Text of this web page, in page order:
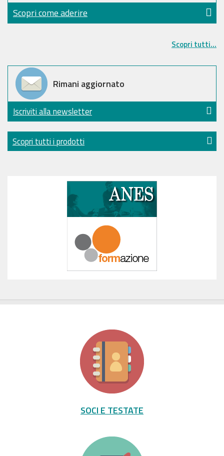
Scopri come aderire
Scopri tutti...
Rimani aggiornato
Iscriviti alla newsletter
Scopri tutti i prodotti
SOCI E TESTATE